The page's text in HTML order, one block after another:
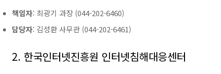
책임자: 최광기 과장 (044-202-6460)
담당자: 김성환 사무관 (044-202-6461)
2. 한국인터넷진흥원 인터넷침해대응센터